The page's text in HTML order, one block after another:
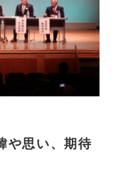
や思い、期待